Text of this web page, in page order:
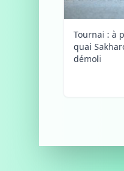
Tournai : à
quai
démoli